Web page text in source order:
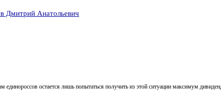
Дмитрий Анатольевич
единороссов остается лишь попытаться получить из этой ситуации максимум